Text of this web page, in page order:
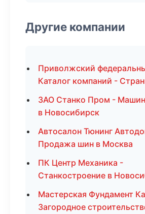
Другие компании
Приволжский
Каталог компаний -
ЗАО Станко Пром -
в Новосибирск
Автосалон Тюнинг
Продажа шин в Москва
ПК Центр Механика -
Станкостроение в
Мастерская Фундамент
Загородное